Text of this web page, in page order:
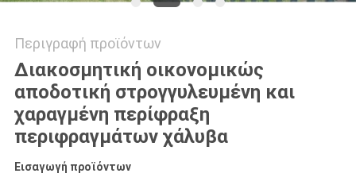
Περιγραφή προϊόντων
Διακοσμητική οικονομικώς
αποδοτική στρογγυλευμένη και
χαραγμένη περίφραξη
περιφραγμάτων χάλυβα
Εισαγωγή προϊόντων